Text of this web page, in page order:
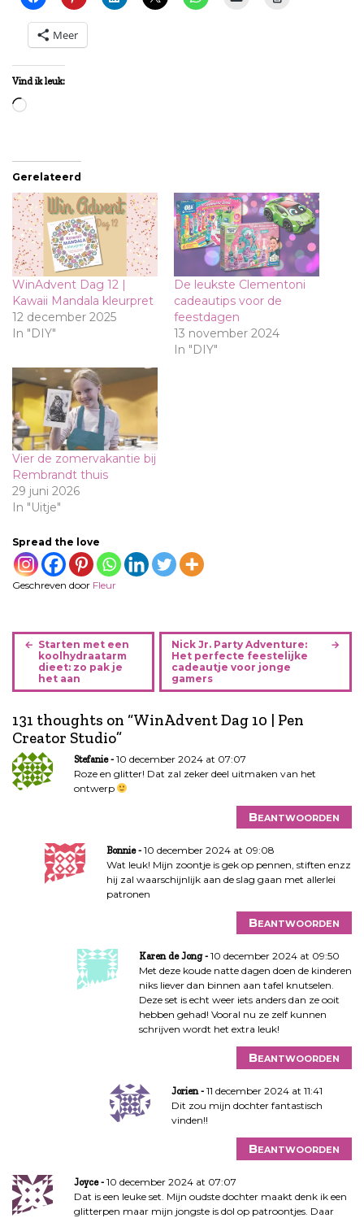
Meer
Vind ik leuk:
Aan
Gerelateerd
WinAdvent Dag 12 |
Kawaii Mandala kleurpret
12 december 2025
In "DIY"
De leukste Clementoni
cadeautips voor de
feestdagen
13 november 2024
In "DIY"
Vier de zomervakantie bij
Rembrandt thuis
29 juni 2026
In "Uitje"
Spread the love
Geschreven door Fleur
B
i
h
t
n
a
Starten met een
koolhydraatarm
dieet: zo pak je
het aan
Nick Jr. Party Adventure:
Het perfecte feestelijke
cadeautje voor jonge
gamers
131 thoughts on “WinAdvent Dag 10 | Pen
Creator Studio”
Stefanie
10 december 2024 at 07:07
Roze en glitter! Dat zal zeker deel uitmaken van het
ontwerp
Beantwoorden
Bonnie
10 december 2024 at 09:08
Wat leuk! Mijn zoontje is gek op pennen, stiften enzz
hij zal waarschijnlijk aan de slag gaan met allerlei
patronen
Beantwoorden
Karen de Jong
10 december 2024 at 09:50
Met deze koude natte dagen doen de kinderen
niks liever dan binnen aan tafel knutselen.
Deze set is echt weer iets anders dan ze ooit
hebben gehad! Vooral nu ze zelf kunnen
schrijven wordt het extra leuk!
Beantwoorden
Jorien
11 december 2024 at 11:41
Dit zou mijn dochter fantastisch
vinden!!
Beantwoorden
Joyce
10 december 2024 at 07:07
Dat is een leuke set. Mijn oudste dochter maakt denk ik een
glitterpen maar mijn jongste is dol op patroontjes. Daar